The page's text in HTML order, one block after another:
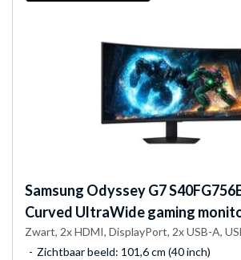
Samsung Odyssey G7
Curved UltraWide gaming
Zwart, 2x HDMI, DisplayPort, 2x USB-A,
Zichtbaar beeld: 101,6 cm (40 inch)